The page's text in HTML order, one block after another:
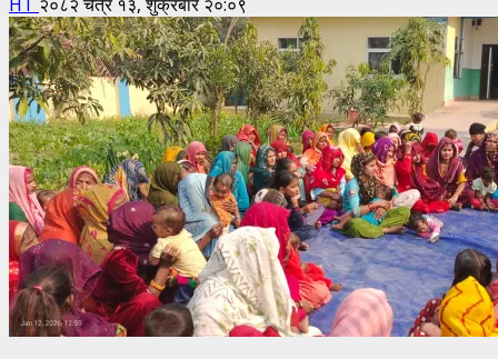
HT २०८२ चैत्र १३, शुक्रबार २०:०९